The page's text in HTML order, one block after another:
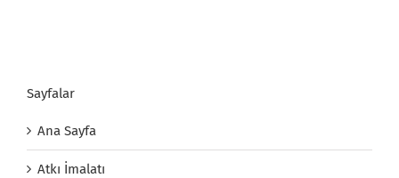
Sayfalar
Ana Sayfa
Atkı İmalatı